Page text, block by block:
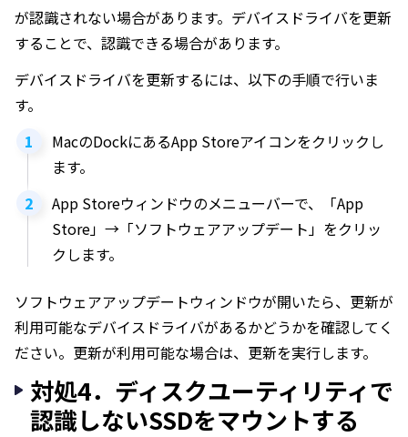
が認識されない場合があります。デバイスドライバを更新
することで、認識できる場合があります。
デバイスドライバを更新するには、以下の手順で行いま
す。
MacのDockにあるApp Storeアイコンをクリックし
ます。
App Storeウィンドウのメニューバーで、「App
Store」→「ソフトウェアアップデート」をクリッ
クします。
ソフトウェアアップデートウィンドウが開いたら、更新が
利用可能なデバイスドライバがあるかどうかを確認してく
ださい。更新が利用可能な場合は、更新を実行します。
対処4．ディスクユーティリティで
認識しないSSDをマウントする